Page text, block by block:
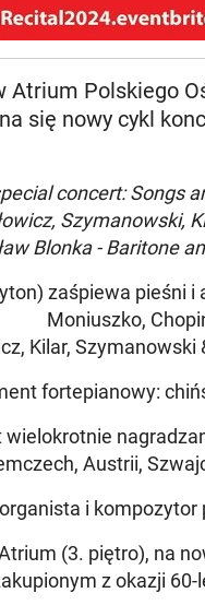
Polskiego
się nowy cykl
concert: Songs
Szymanowski,
Blonka - Baritone
zaśpiewa pieśni
Moniuszko,
Kilar, Szymanowski
fortepianowy:
wielokrotnie
Austrii,
i kompozytor
(3. piętro), na
z okazji 60-